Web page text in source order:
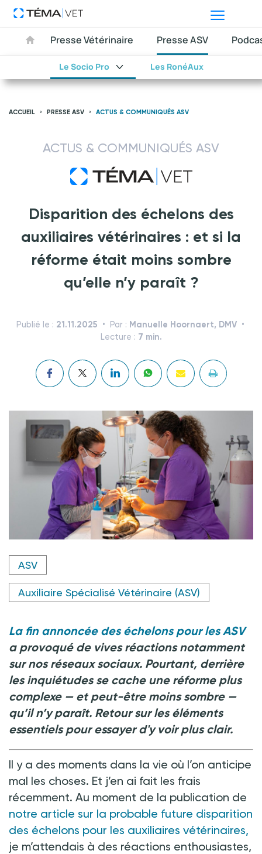
Presse Vétérinaire Presse ASV
Le Socio Pro Les RonéAux
ACCUEIL PRESSE ASV ACTUS & COMMUNIQUÉS ASV
ACTUS & COMMUNIQUÉS ASV
Disparition des échelons des
auxiliaires vétérinaires : et si la
réforme était moins sombre
qu’elle n’y paraît ?
Publié le : 21.11.2025 Par : Manuelle Hoornaert, DMV
Lecture : 7 min.
Crédit photo @ Jen Bernal - shutterstock.com
ASV
Auxiliaire Spécialisé Vétérinaire (ASV)
La fin annoncée des échelons pour les ASV
a provoqué de vives réactions notamment
sur nos réseaux sociaux. Pourtant, derrière
les inquiétudes se cache une réforme plus
complexe — et peut-être moins sombre —
qu’il n’y paraît. Retour sur les éléments
essentiels pour essayer d'y voir plus clair.
Il y a des moments dans la vie où l’on anticipe
mal les choses. Et j’en ai fait les frais
récemment. Au moment de la publication de
notre article sur la probable future disparition
des échelons pour les auxiliaires vétérinaires,
je m’attendais à des réactions enthousiastes,